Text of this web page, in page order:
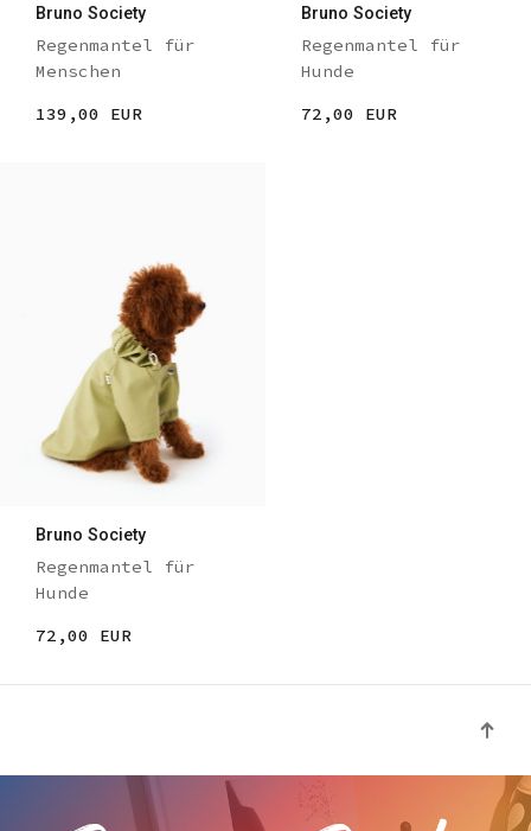
Bruno Society
Regenmantel für
Menschen
139,00 EUR
Bruno Society
Regenmantel für
Hunde
72,00 EUR
Bruno Society
Regenmantel für
Hunde
72,00 EUR